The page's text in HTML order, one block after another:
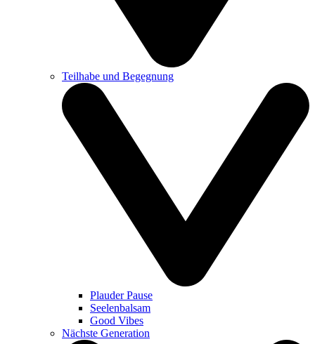
Teilhabe und Begegnung
Plauder Pause
Seelenbalsam
Good Vibes
Nächste Generation